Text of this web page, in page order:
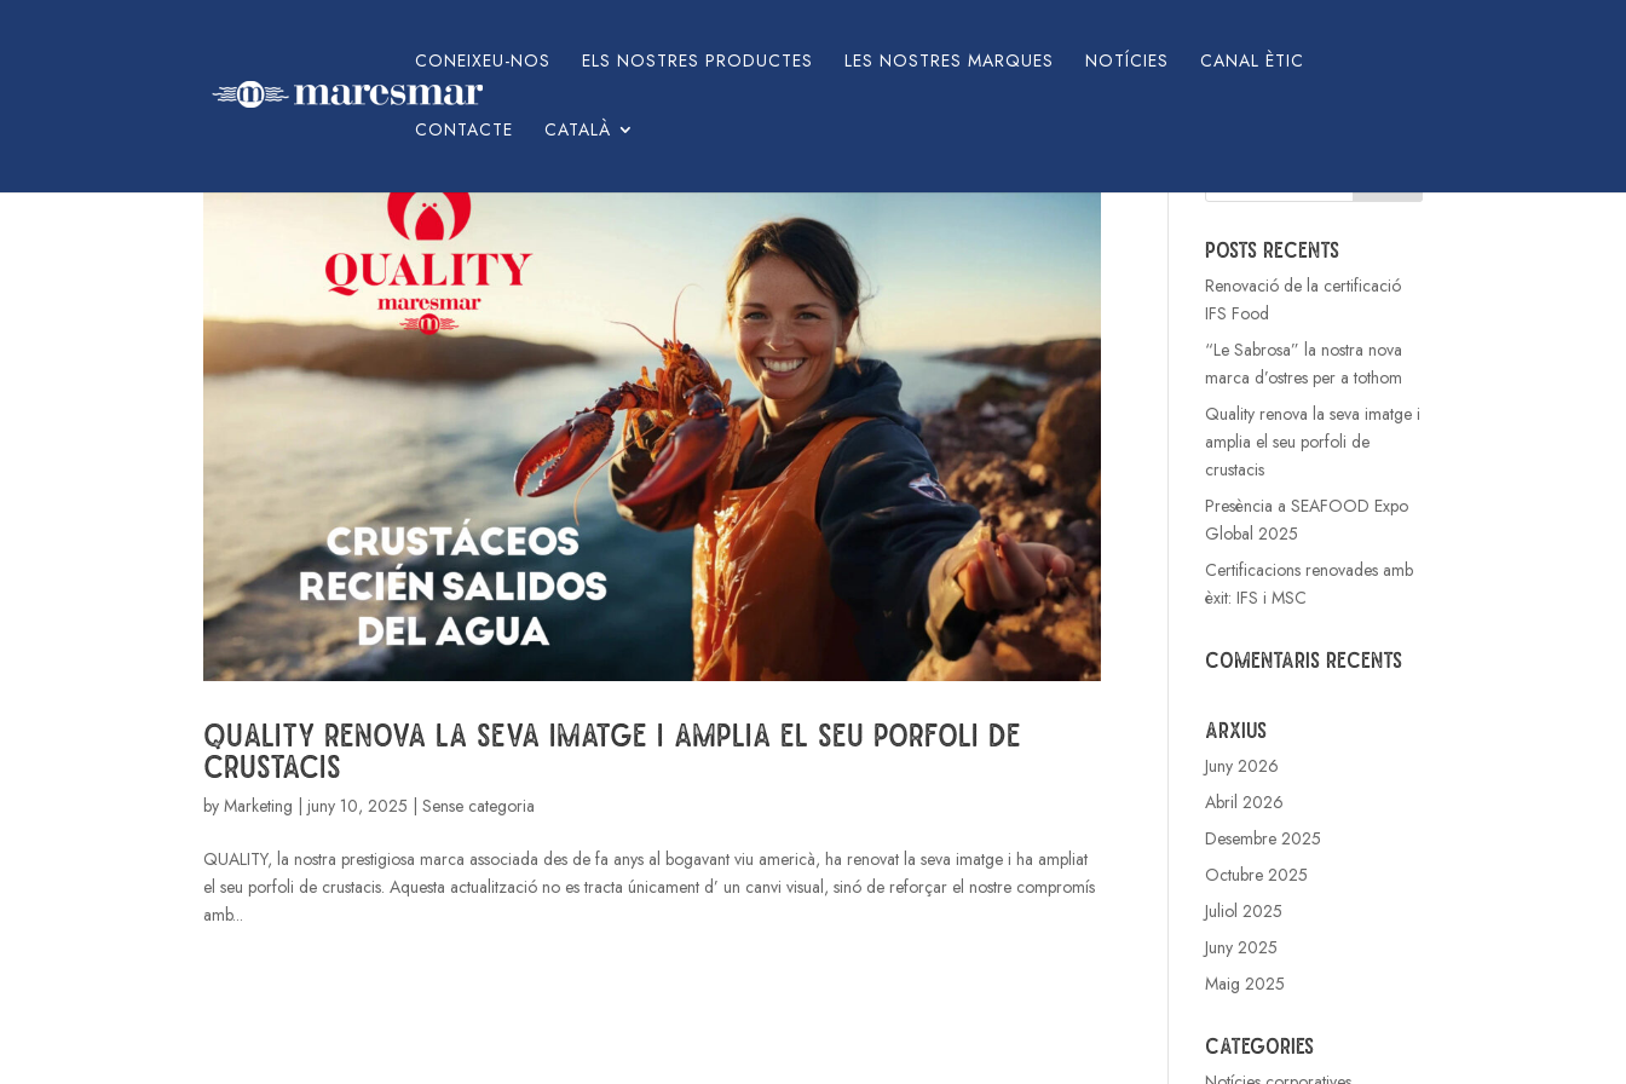
CONEIXEU-NOS ELS NOSTRES PRODUCTES LES NOSTRES MARQUES NOTÍCIES CANAL ÈTIC
CONTACTE CATALÀ
Quality renova la seva imatge i amplia el seu porfoli de
crustacis
by Marketing | juny 10, 2025 | Sense categoria
QUALITY, la nostra prestigiosa marca associada des de fa anys al bogavant viu americà, ha renovat la seva imatge i ha ampliat
el seu porfoli de crustacis. Aquesta actualització no es tracta únicament d’ un canvi visual, sinó de reforçar el nostre compromís
amb...
Posts recents
Renovació de la certificació
IFS Food
“Le Sabrosa” la nostra nova
marca d’ostres per a tothom
Quality renova la seva imatge i
amplia el seu porfoli de
crustacis
Presència a SEAFOOD Expo
Global 2025
Certificacions renovades amb
èxit: IFS i MSC
Comentaris recents
Arxius
Juny 2026
Abril 2026
Desembre 2025
Octubre 2025
Juliol 2025
Juny 2025
Maig 2025
Categories